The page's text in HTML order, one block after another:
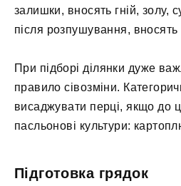
залишки, вносять гній, золу,
після розпушування, вносять
При підборі ділянки дуже
правило сівозміни.
висаджувати перці, якщо до
пасльонові культури:
Підготовка грядок